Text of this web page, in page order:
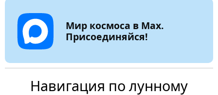
Мир космоса в Max.
Присоединяйся!
Навигация по лунному